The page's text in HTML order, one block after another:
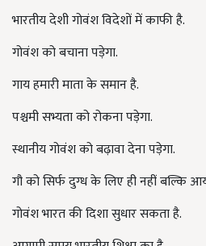
भारतीय देशी गोवंश विदेशों में काफी है.
गोवंश को बचाना पड़ेगा.
गाय हमारी माता के समान है.
पश्चमी सभ्यता को रोकना पड़ेगा.
स्थानीय गोवंश को बढ़ावा देना पड़ेगा.
गौ को सिर्फ दुग्ध के लिए ही नहीं बल्कि
गोवंश भारत की दिशा सुधार सकता है.